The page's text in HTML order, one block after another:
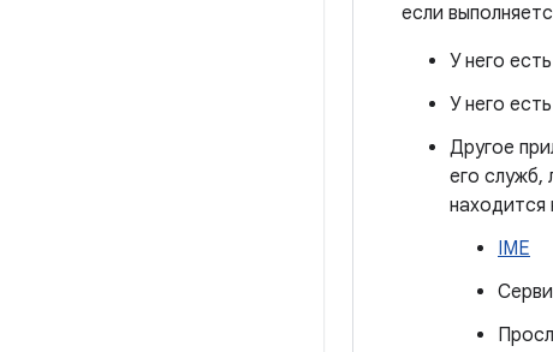
если
У него
У него
Другое
его служб,
находится
IME